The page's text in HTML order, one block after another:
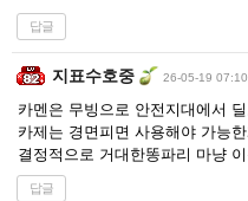
답글
지표수호중 26-05-19 07:10
카멘은 무빙으로 안전지대에서
카제는 경면피면 사용해야 가능
결정적으로 거대한똥파리 마냥
답글